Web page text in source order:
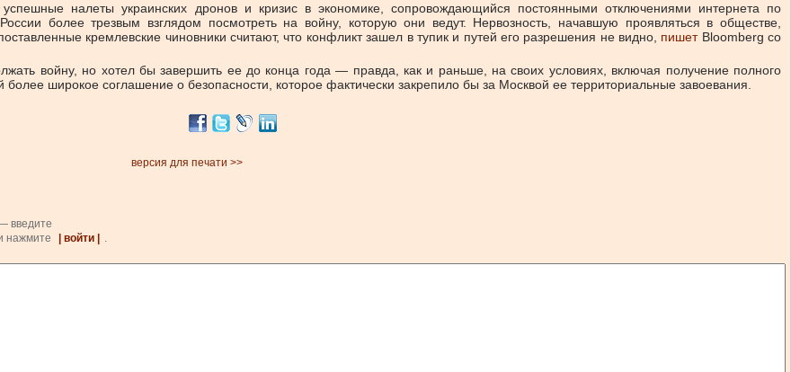
налеты украинских дронов и кризис в экономике, сопровождающийся постоянными отключениями интернета по
более трезвым взглядом посмотреть на войну, которую они ведут. Нервозность, начавшую проявляться в обществе,
кремлевские чиновники считают, что конфликт зашел в тупик и путей его разрешения не видно, пишетBloomberg со
войну, но хотел бы завершить ее до конца года — правда, как и раньше, на своих условиях, включая получение полного
широкое соглашение о безопасности, которое фактически закрепило бы за Москвой ее территориальные завоевания.
версия для печати >>
введите
нажмите | войти |
.